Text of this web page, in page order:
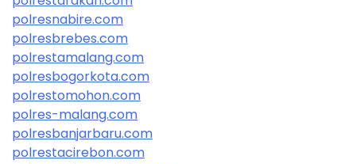
polresnabire.com
polresbrebes.com
polrestamalang.com
polresbogorkota.com
polrestomohon.com
polres-malang.com
polresbanjarbaru.com
polrestacirebon.com